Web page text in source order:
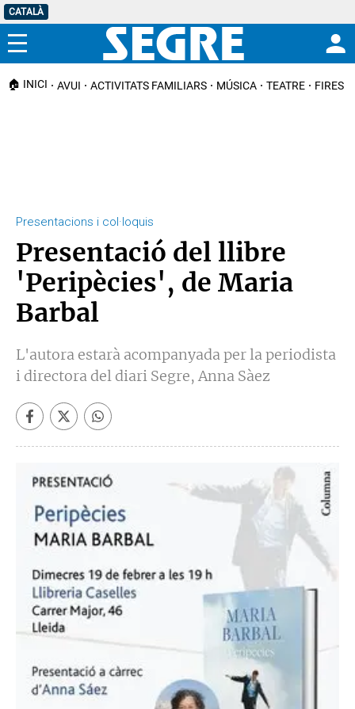
CATALÀ
Menú
🏠 INICI AVUI ACTIVITATS FAMILIARS MÚSICA TEATRE FIRES I
Presentacions i col·loquis
Presentació del llibre
'Peripècies', de Maria
Barbal
L'autora estarà acompanyada per la periodista
i directora del diari Segre, Anna Sàez